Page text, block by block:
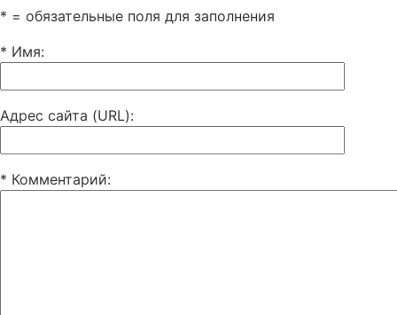
* = обязательные поля для заполнения
* Имя:
Адрес сайта (URL):
* Комментарий: